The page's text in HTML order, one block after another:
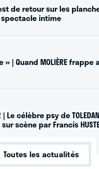
de retour sur les
intime
» | Quand MOLIÈRE
| Le célèbre psy de
sur scène par Francis
Toutes les actualités